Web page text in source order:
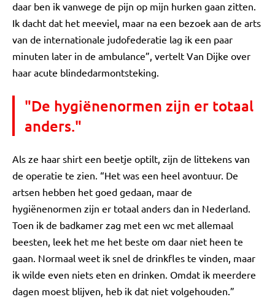
daar ben ik vanwege de pijn op mijn hurken gaan zitten.
Ik dacht dat het meeviel, maar na een bezoek aan de arts
van de internationale judofederatie lag ik een paar
minuten later in de ambulance”, vertelt Van Dijke over
haar acute blindedarmontsteking.
"De hygiënenormen zijn er totaal
anders."
Als ze haar shirt een beetje optilt, zijn de littekens van
de operatie te zien. “Het was een heel avontuur. De
artsen hebben het goed gedaan, maar de
hygiënenormen zijn er totaal anders dan in Nederland.
Toen ik de badkamer zag met een wc met allemaal
beesten, leek het me het beste om daar niet heen te
gaan. Normaal weet ik snel de drinkfles te vinden, maar
ik wilde even niets eten en drinken. Omdat ik meerdere
dagen moest blijven, heb ik dat niet volgehouden.”